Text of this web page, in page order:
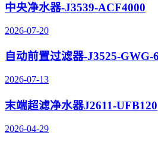
中央净水器-J3539-ACF4000
2026-07-20
自动前置过滤器-J3525-GWG-
2026-07-13
末端超滤净水器J2611-UFB120
2026-04-29